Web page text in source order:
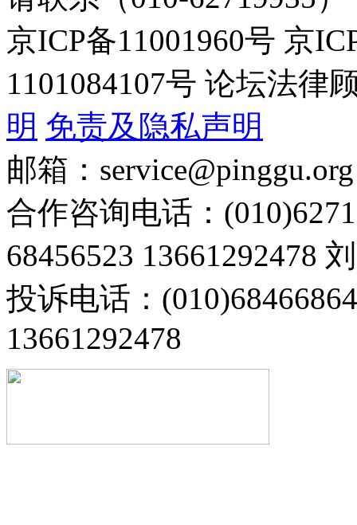
京ICP备11001960号 京
1101084107号 论坛法律
明 免责及隐私声明
邮箱：service@pinggu.org
合作咨询电话：
68456523 13661292478
投诉电话：
13661292478